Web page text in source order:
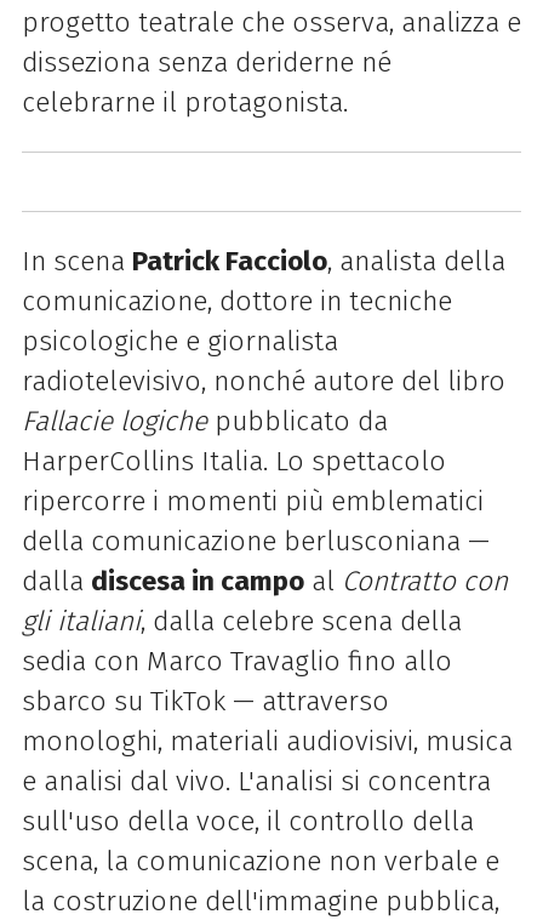
progetto teatrale che osserva, analizza e
disseziona senza deriderne né
celebrarne il protagonista.
In scena Patrick Facciolo, analista della
comunicazione, dottore in tecniche
psicologiche e giornalista
radiotelevisivo, nonché autore del libro
Fallacie logichepubblicato da
HarperCollins Italia. Lo spettacolo
ripercorre i momenti più emblematici
della comunicazione berlusconiana —
dalla discesa in campoal Contratto con
gli italiani, dalla celebre scena della
sedia con Marco Travaglio fino allo
sbarco su TikTok — attraverso
monologhi, materiali audiovisivi, musica
e analisi dal vivo. L'analisi si concentra
sull'uso della voce, il controllo della
scena, la comunicazione non verbale e
la costruzione dell'immagine pubblica,